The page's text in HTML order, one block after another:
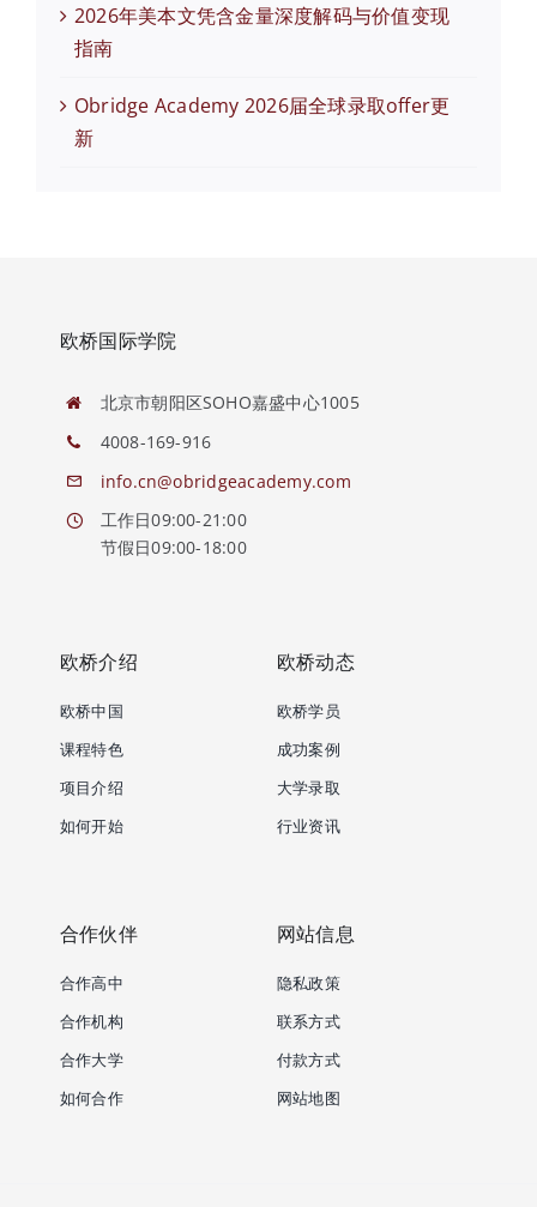
2026年美本文凭含金量深度解码与价值变现
指南
Obridge Academy 2026届全球录取offer更
新
欧桥国际学院
北京市朝阳区SOHO嘉盛中心1005
4008-169-916
info.cn@obridgeacademy.com
工作日09:00-21:00
节假日09:00-18:00
欧桥介绍
欧桥中国
课程特色
项目介绍
如何开始
欧桥动态
欧桥学员
成功案例
大学录取
行业资讯
合作伙伴
合作高中
合作机构
合作大学
如何合作
网站信息
隐私政策
联系方式
付款方式
网站地图